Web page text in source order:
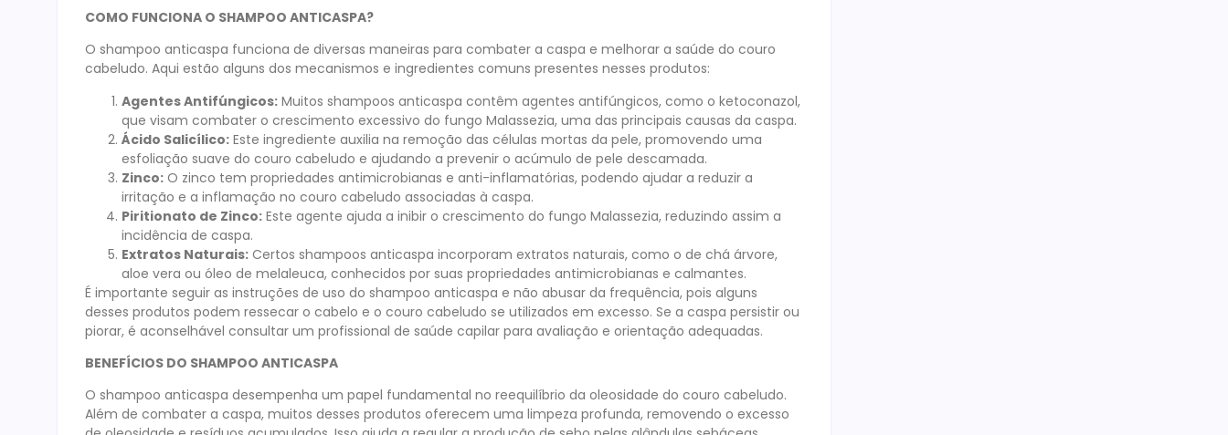
COMO FUNCIONA O SHAMPOO ANTICASPA?
O shampoo anticaspa funciona de diversas maneiras para combater a caspa e melhorar a saúde do couro
cabeludo. Aqui estão alguns dos mecanismos e ingredientes comuns presentes nesses produtos:
Agentes Antifúngicos: Muitos shampoos anticaspa contêm agentes antifúngicos, como o ketoconazol,
que visam combater o crescimento excessivo do fungo Malassezia, uma das principais causas da caspa.
Ácido Salicílico: Este ingrediente auxilia na remoção das células mortas da pele, promovendo uma
esfoliação suave do couro cabeludo e ajudando a prevenir o acúmulo de pele descamada.
Zinco: O zinco tem propriedades antimicrobianas e anti-inflamatórias, podendo ajudar a reduzir a
irritação e a inflamação no couro cabeludo associadas à caspa.
Piritionato de Zinco: Este agente ajuda a inibir o crescimento do fungo Malassezia, reduzindo assim a
incidência de caspa.
Extratos Naturais: Certos shampoos anticaspa incorporam extratos naturais, como o de chá árvore,
aloe vera ou óleo de melaleuca, conhecidos por suas propriedades antimicrobianas e calmantes.
É importante seguir as instruções de uso do shampoo anticaspa e não abusar da frequência, pois alguns
desses produtos podem ressecar o cabelo e o couro cabeludo se utilizados em excesso. Se a caspa persistir ou
piorar, é aconselhável consultar um profissional de saúde capilar para avaliação e orientação adequadas.
BENEFÍCIOS DO SHAMPOO ANTICASPA
O shampoo anticaspa desempenha um papel fundamental no reequilíbrio da oleosidade do couro cabeludo.
Além de combater a caspa, muitos desses produtos oferecem uma limpeza profunda, removendo o excesso